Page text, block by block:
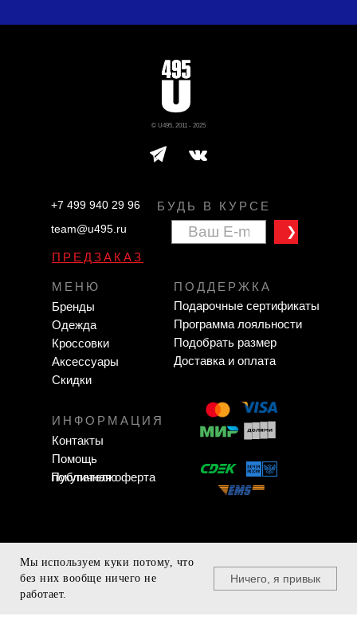
Home Favorites Cart
❯
© U495, 2011 - 2025
Zavodigital.ru
ПОДДЕРЖКА
ИНФОРМАЦИЯ
МЕНЮ
Контакты
Помощь
покупателю
Подарочные сертификаты
Программа лояльности
Подобрать размер
Доставка и оплата
Бренды
Одежда
Кроссовки
Аксессуары
Скидки
Публичная оферта
team@u495.ru
+7 499 940 29 96 БУДЬ В КУРСЕ
ПРЕДЗАКАЗ
Мы используем куки потому, что
без них вообще ничего не
работает.
Ничего, я привык